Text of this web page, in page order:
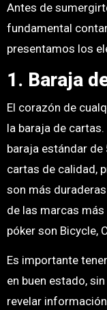
Antes de
fundamental
presentamos los
1. Baraja
El corazón de
la baraja de
baraja estándar
cartas de calidad,
son más
de las marcas
póker son Bicycle,
Es importante
en buen estado,
revelar